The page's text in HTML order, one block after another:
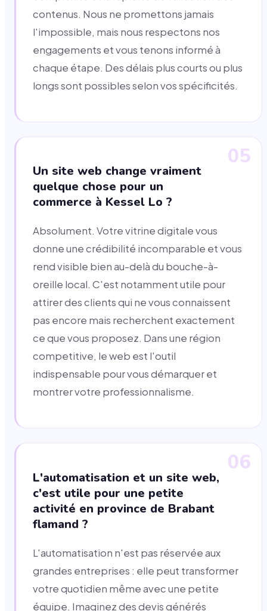
contenus. Nous ne promettons jamais
l'impossible, mais nous respectons nos
engagements et vous tenons informé à
chaque étape. Des délais plus courts ou plus
longs sont possibles selon vos spécificités.
05
Un site web change vraiment
quelque chose pour un
commerce à Kessel Lo ?
Absolument. Votre vitrine digitale vous
donne une crédibilité incomparable et vous
rend visible bien au-delà du bouche-à-
oreille local. C'est notamment utile pour
attirer des clients qui ne vous connaissent
pas encore mais recherchent exactement
ce que vous proposez. Dans une région
competitive, le web est l'outil
indispensable pour vous démarquer et
montrer votre professionnalisme.
06
L'automatisation et un site web,
c'est utile pour une petite
activité en province de Brabant
flamand ?
L'automatisation n'est pas réservée aux
grandes entreprises : elle peut transformer
votre quotidien même avec une petite
équipe. Imaginez des devis générés